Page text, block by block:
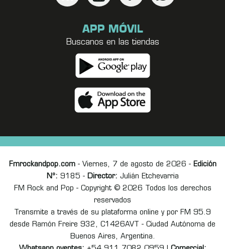
APP MÓVIL
Buscanos en las tiendas
Fmrockandpop.com- Viernes, 7 de agosto de 2026 - Edición
Nº: 9185 - Director: Julián Etchevarria
FM Rock and Pop - Copyright © 2026 Todos los derechos
reservados
Transmite a través de su plataforma online y por FM 95.9
desde Ramón Freire 932, C1426AVT - Ciudad Autónoma de
Buenos Aires, Argentina.